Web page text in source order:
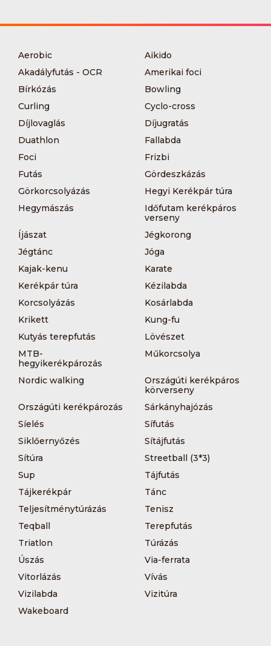
Aerobic
Aikido
Akadályfutás - OCR
Amerikai foci
Bírkózás
Bowling
Curling
Cyclo-cross
Díjlovaglás
Díjugratás
Duathlon
Fallabda
Foci
Frizbi
Futás
Gördeszkázás
Görkorcsolyázás
Hegyi Kerékpár túra
Hegymászás
Időfutam kerékpáros
verseny
Íjászat
Jégkorong
Jégtánc
Jóga
Kajak-kenu
Karate
Kerékpár túra
Kézilabda
Korcsolyázás
Kosárlabda
Krikett
Kung-fu
Kutyás terepfutás
Lövészet
MTB-
hegyikerékpározás
Műkorcsolya
Nordic walking
Országúti kerékpáros
körverseny
Országúti kerékpározás
Sárkányhajózás
Síelés
Sífutás
Siklőernyőzés
Sítájfutás
Sítúra
Streetball (3*3)
Sup
Tájfutás
Tájkerékpár
Tánc
Teljesítménytúrázás
Tenisz
Teqball
Terepfutás
Triatlon
Túrázás
Úszás
Via-ferrata
Vitorlázás
Vívás
Vizilabda
Vizitúra
Wakeboard